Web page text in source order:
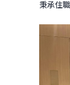
秉承住